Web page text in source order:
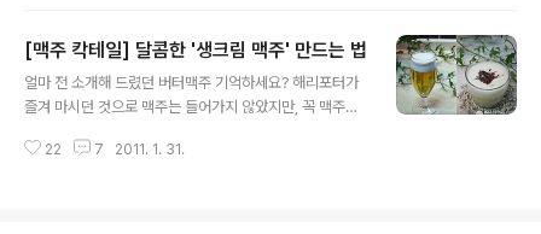
작스레 떠났습니다. 주말이라 차 막힐 것을 고려해 아침 일
찍 출발했어요. 서울에서 9시가 조금 넘어 떠나 여기저기
서 친구들을 픽업해 갔더니, 소래포구에 도착하니 11시가
전에 마산이나 통영의 수산시장을 가봤는데도 소래포구 수
[맥주 칵테일] 달콤한 '생크림 맥주' 만드는 법
얼마 전 소개해 드렸던 버터맥주 기억하세요? 해리포터가
즐겨 마시던 것으로 맥주는 들어가지 않았지만, 꼭 맥주처
게 인기 만점일 듯한 음료였는데요. 그런데 버터맥주 레시
22 7 2011. 1. 31.